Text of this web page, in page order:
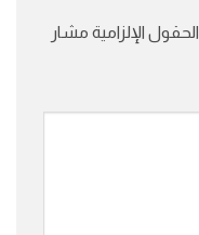
الحقول الإلزامية مشار